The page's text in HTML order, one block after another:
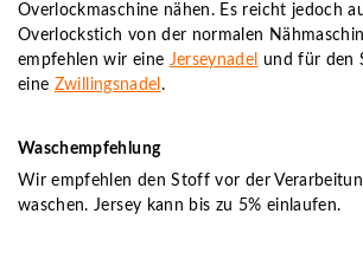
Overlockmaschine nähen. Es reicht jedoch
Overlockstich von der normalen
empfehlen wir eine Jerseynadel
und für den
eine Zwillingsnadel .
Waschempfehlung
Wir empfehlen den Stoff vor der
waschen. Jersey kann bis zu 5% einlaufen.